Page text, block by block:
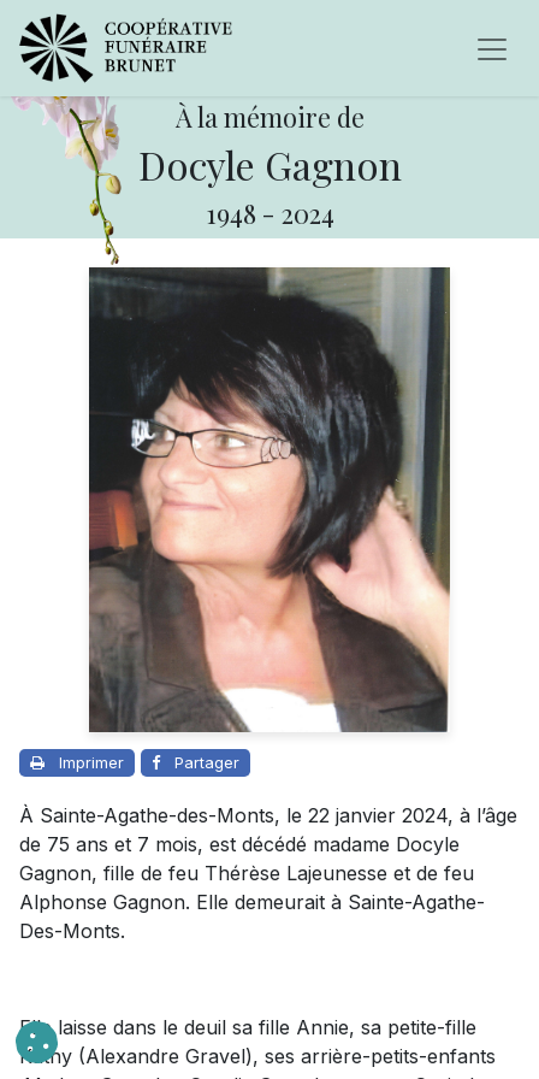
À la mémoire de
Docyle Gagnon
1948 - 2024
Imprimer Partager
À Sainte-Agathe-des-Monts, le 22 janvier 2024, à l’âge
de 75 ans et 7 mois, est décédé madame Docyle
Gagnon, fille de feu Thérèse Lajeunesse et de feu
Alphonse Gagnon. Elle demeurait à Sainte-Agathe-
Des-Monts.
Elle laisse dans le deuil sa fille Annie, sa petite-fille
Kathy (Alexandre Gravel), ses arrière-petits-enfants